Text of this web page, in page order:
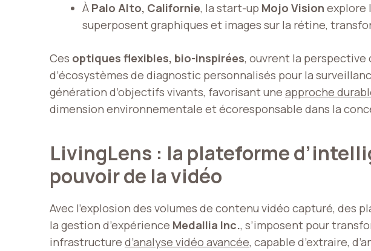
À Palo Alto, Californie, la start-up Mojo Vision explore
superposent graphiques et images sur la rétine,
Ces optiques flexibles, bio-inspirées, ouvrent la perspective
d’écosystèmes de diagnostic personnalisés pour la
génération d’objectifs vivants, favorisant une approche
dimension environnementale et écoresponsable dans la
LivingLens : la plateforme
pouvoir de la vidéo
Avec l’explosion des volumes de contenu vidéo capturé, des
la gestion d’expérience Medallia Inc., s’imposent pour
infrastructure d’analyse vidéo avancée, capable d’extraire,